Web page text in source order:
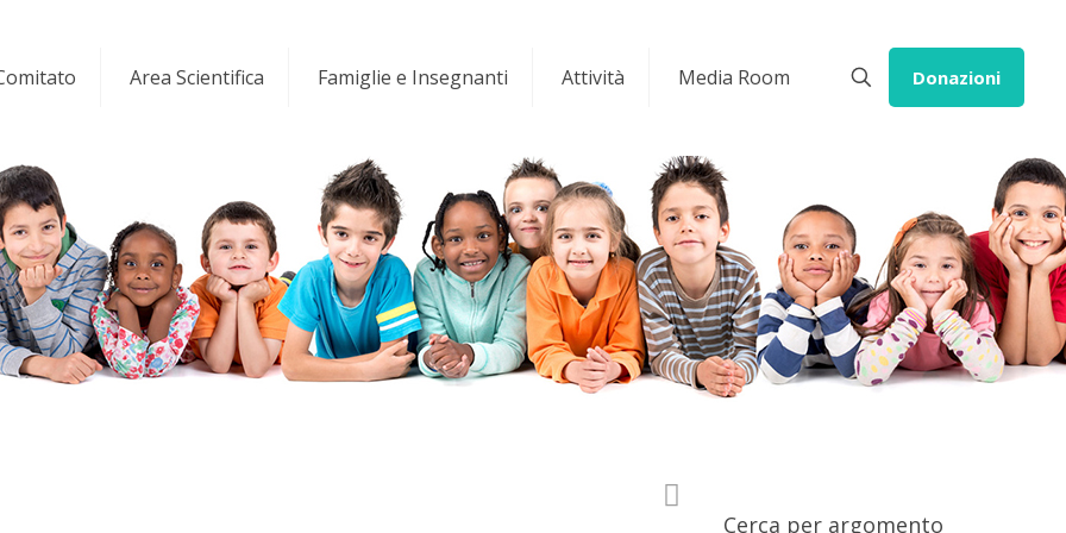
Area Scientifica Famiglie e Insegnanti Attività Media Room Donazioni
Cerca per argomento